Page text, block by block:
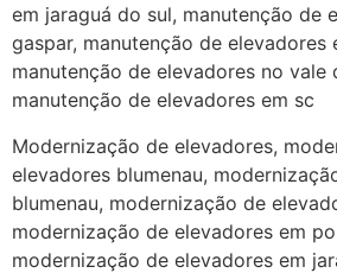
em jaraguá do sul, manutenção de
gaspar, manutenção de elevadores
manutenção de elevadores no vale
manutenção de elevadores em sc
Modernização de elevadores,
elevadores blumenau,
blumenau, modernização de
modernização de elevadores em
modernização de elevadores em